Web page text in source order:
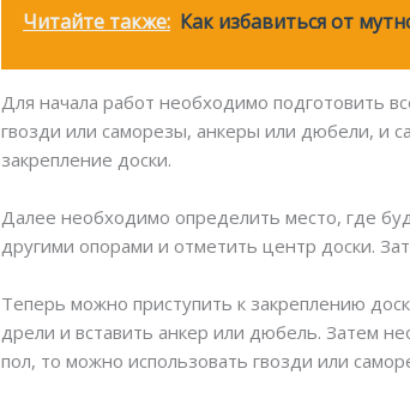
Читайте также: Как избавиться от
Для начала работ необходимо подготовить
гвозди или саморезы, анкеры или дюбели, и
закрепление доски.
Далее необходимо определить место, где
другими опорами и отметить центр доски.
Теперь можно приступить к закреплению
дрели и вставить анкер или дюбель. Затем
пол, то можно использовать гвозди или